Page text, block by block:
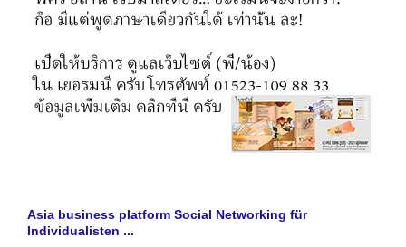
Asia business platform Social Networking für
Individualisten ...